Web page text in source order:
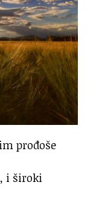
prođoše
i široki